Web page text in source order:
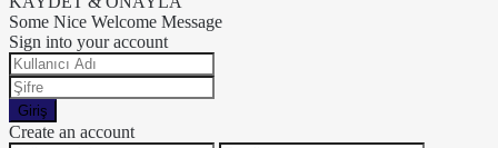
Some Nice Welcome Message
Sign into your account
Giriş
Create an account